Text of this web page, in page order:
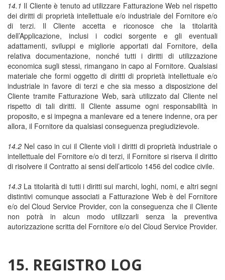
14.1 Il Cliente è tenuto ad utilizzare Fatturazione Web nel rispetto
dei diritti di proprietà intellettuale e/o industriale del Fornitore e/o
di terzi. Il Cliente accetta e riconosce che la titolarità
dell’Applicazione, inclusi i codici sorgente e gli eventuali
adattamenti, sviluppi e migliorie apportati dal Fornitore, della
relativa documentazione, nonché tutti i diritti di utilizzazione
economica sugli stessi, rimangano in capo al Fornitore. Qualsiasi
materiale che formi oggetto di diritti di proprietà intellettuale e/o
industriale in favore di terzi e che sia messo a disposizione del
Cliente tramite Fatturazione Web, sarà utilizzato dal Cliente nel
rispetto di tali diritti. Il Cliente assume ogni responsabilità in
proposito, e si impegna a manlevare ed a tenere indenne, ora per
allora, il Fornitore da qualsiasi conseguenza pregiudizievole.
14.2 Nel caso in cui il Cliente violi i diritti di proprietà industriale o
intellettuale del Fornitore e/o di terzi, il Fornitore si riserva il diritto
di risolvere il Contratto ai sensi dell’articolo 1456 del codice civile.
14.3 La titolarità di tutti i diritti sui marchi, loghi, nomi, e altri segni
distintivi comunque associati a Fatturazione Web è del Fornitore
e/o del Cloud Service Provider, con la conseguenza che il Cliente
non potrà in alcun modo utilizzarli senza la preventiva
autorizzazione scritta del Fornitore e/o del Cloud Service Provider.
15. REGISTRO LOG